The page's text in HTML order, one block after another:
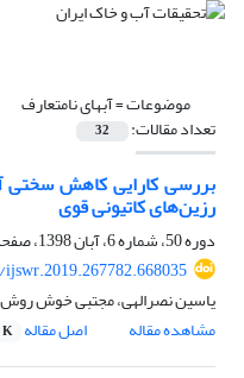
موضوعات =آبهای نامتعارف
تعداد مقالات: 32
بررسی کارایی کاهش سختی‌
رزین‌های کاتیونی قوی
دوره 50، شماره 6، آبان 1398، صفحه
یاسین نصرالهی، مجتبی خوش
مشاهده مقاله
اصل مقاله K